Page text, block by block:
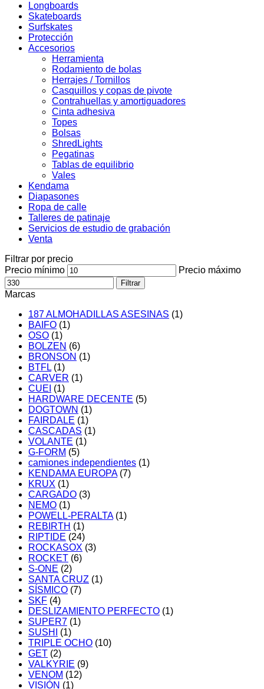
Longboards
Skateboards
Surfskates
Protección
Accesorios
Herramienta
Rodamiento de bolas
Herrajes / Tornillos
Casquillos y copas de pivote
Contrahuellas y amortiguadores
Cinta adhesiva
Topes
Bolsas
ShredLights
Pegatinas
Tablas de equilibrio
Vales
Kendama
Diapasones
Ropa de calle
Talleres de patinaje
Servicios de estudio de grabación
Venta
Filtrar por precio
Precio mínimo
Precio máximo
Filtrar
Marcas
187 ALMOHADILLAS ASESINAS (1)
BAIFO (1)
OSO (1)
BOLZEN (6)
BRONSON (1)
BTFL (1)
CARVER (1)
CUEI (1)
HARDWARE DECENTE (5)
DOGTOWN (1)
FAIRDALE (1)
CASCADAS (1)
VOLANTE (1)
G-FORM (5)
camiones independientes (1)
KENDAMA EUROPA (7)
KRUX (1)
CARGADO (3)
NEMO (1)
POWELL-PERALTA (1)
REBIRTH (1)
RIPTIDE (24)
ROCKASOX (3)
ROCKET (6)
S-ONE (2)
SANTA CRUZ (1)
SÍSMICO (7)
SKF (4)
DESLIZAMIENTO PERFECTO (1)
SUPER7 (1)
SUSHI
(1)
TRIPLE OCHO (10)
GET (2)
VALKYRIE (9)
VENOM (12)
VISIÓN (1)